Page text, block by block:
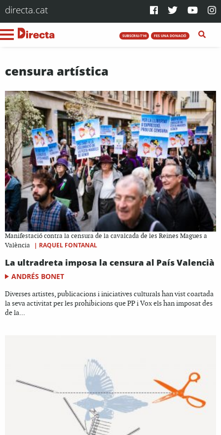
directa.cat
SUBSCRIU-T'HI FES UNA DONACIÓ
censura artística
Manifestació contra la censura de la cavalcada de les Reines Magues a
València
| RAQUEL FONTANAL
La ultradreta imposa la censura al País Valencià
ANDRÉS BONET
Diverses artistes, publicacions i iniciatives culturals han vist coartada
la seva activitat per les prohibicions que PP i Vox els han imposat des
de la...